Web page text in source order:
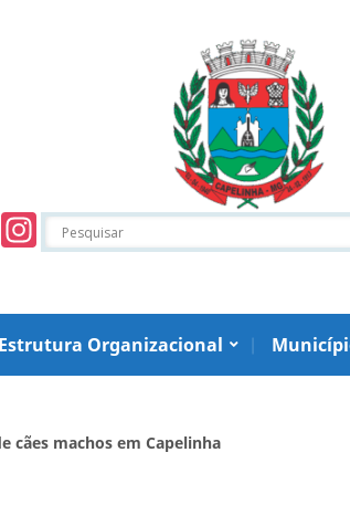
Instagram
Estrutura Organizacional
cães machos em Capelinha